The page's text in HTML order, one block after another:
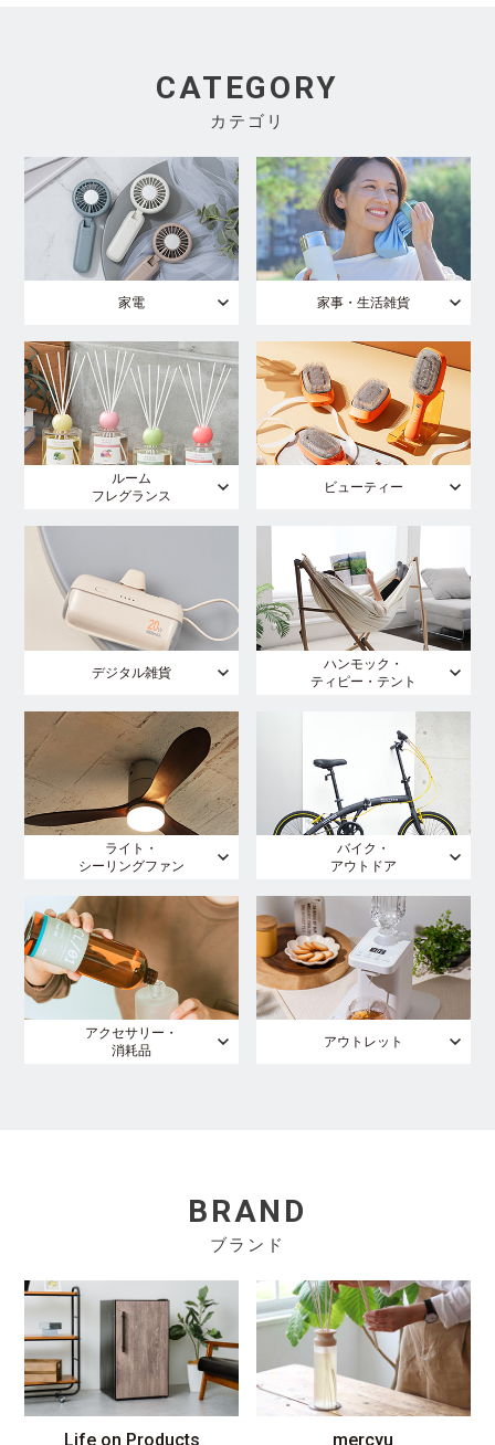
CATEGORY
カテゴリ
家電 家事・生活雑貨
ルーム
フレグランス
ビューティー
デジタル雑貨
ハンモック・
ティピー・テント
ライト・
シーリングファン
バイク・
アウトドア
アクセサリー・
消耗品
アウトレット
BRAND
ブランド
Life on Products mercyu